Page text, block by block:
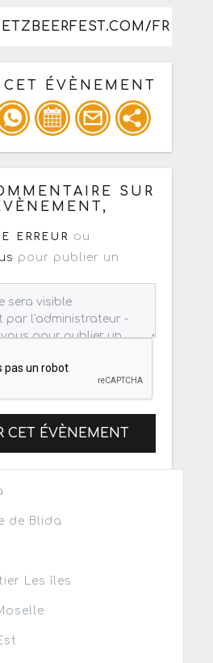
FR
CET ÉVÈNEMENT
ci-dessous pour un
/ réseau social
SUR
ERREUR
ou
pour publier un
CET ÉVÈNEMENT
de Blida
Les îles